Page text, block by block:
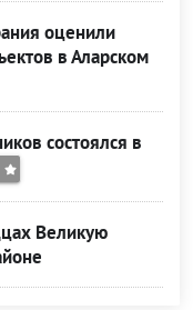
оценили
в Аларском
состоялся в
Великую